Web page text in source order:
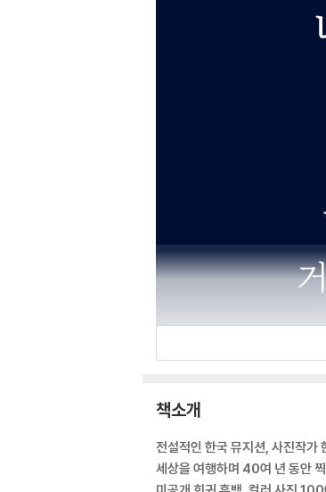
책소개
전설적인 한국 뮤지션, 사진작가
세상을 여행하며 40여 년 동안